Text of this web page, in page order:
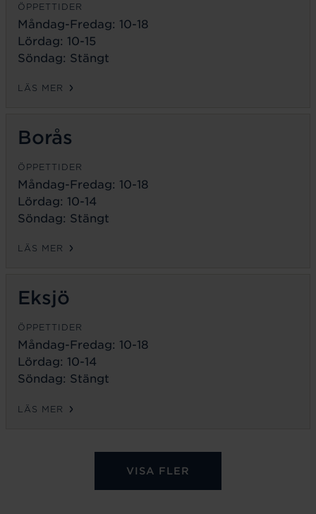
ÖPPETTIDER
Måndag-Fredag: 10-18
Lördag: 10-15
Söndag: Stängt
LÄS MER
Borås
ÖPPETTIDER
Måndag-Fredag: 10-18
Lördag: 10-14
Söndag: Stängt
LÄS MER
Eksjö
ÖPPETTIDER
Måndag-Fredag: 10-18
Lördag: 10-14
Söndag: Stängt
LÄS MER
VISA FLER